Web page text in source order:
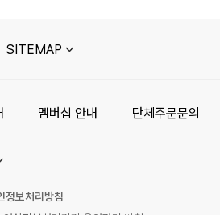
SITEMAP
멤버십 안내 단체주문문의
정보처리방침